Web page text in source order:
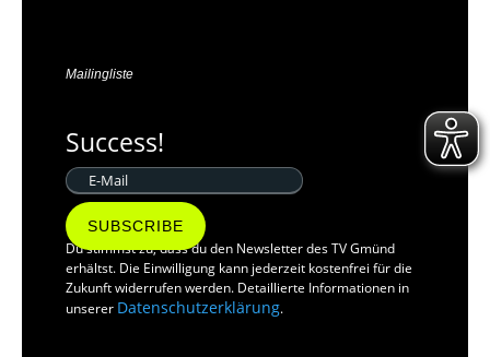
Mailingliste
Success!
SUBSCRIBE
Du stimmst zu, dass du den Newsletter des TV Gmünd
erhältst. Die Einwilligung kann jederzeit kostenfrei für die
Zukunft widerrufen werden. Detaillierte Informationen in
unserer Datenschutzerklärung.